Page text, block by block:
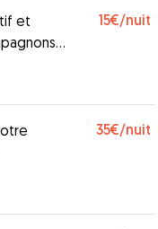
et
15€/nuit
35€/nuit